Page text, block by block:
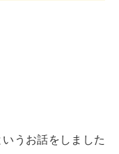
うお話をしました